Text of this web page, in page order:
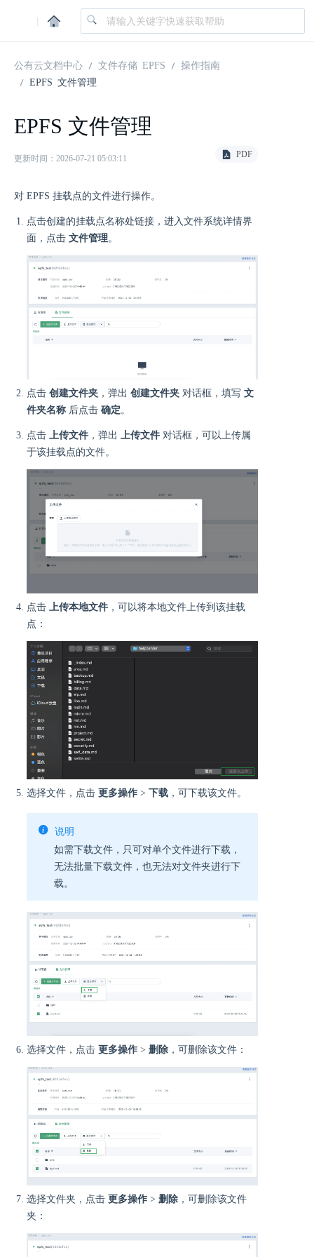
|
公有云文档中心 文件存储 EPFS
操作指南
EPFS 文件管理
EPFS 文件管理
更新时间：2026-07-21 05:03:11 PDF
对 EPFS 挂载点的文件进行操作。
点击创建的挂载点名称处链接，进入文件系统详情界
面，点击 文件管理。
点击 创建文件夹 ，弹出 创建文件夹 对话框，填写 文
件夹名称 后点击 确定。
点击 上传文件 ，弹出 上传文件 对话框，可以上传属
于该挂载点的文件。
点击 上传本地文件 ，可以将本地文件上传到该挂载
点：
选择文件，点击 更多操作 > 下载 ，可下载该文件。
说明
如需下载文件，只可对单个文件进行下载，
无法批量下载文件，也无法对文件夹进行下
载。
选择文件，点击 更多操作 > 删除 ，可删除该文件：
选择文件夹，点击 更多操作 > 删除 ，可删除该文件
夹：